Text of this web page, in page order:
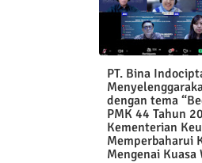
PT. Bina
dengan tema
PMK 44 Tahun
Kementerian
Memperbaharui
Mengenai Kuasa